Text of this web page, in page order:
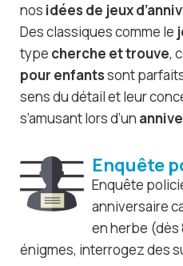
nos idées de jeux
Des classiques comme le
type cherche et trouve,
pour enfantssont
sens du détail et leur
s’amusant lors d’un
Enquête
Enquête
anniversaire
en herbe (dès
énigmes, interrogez des